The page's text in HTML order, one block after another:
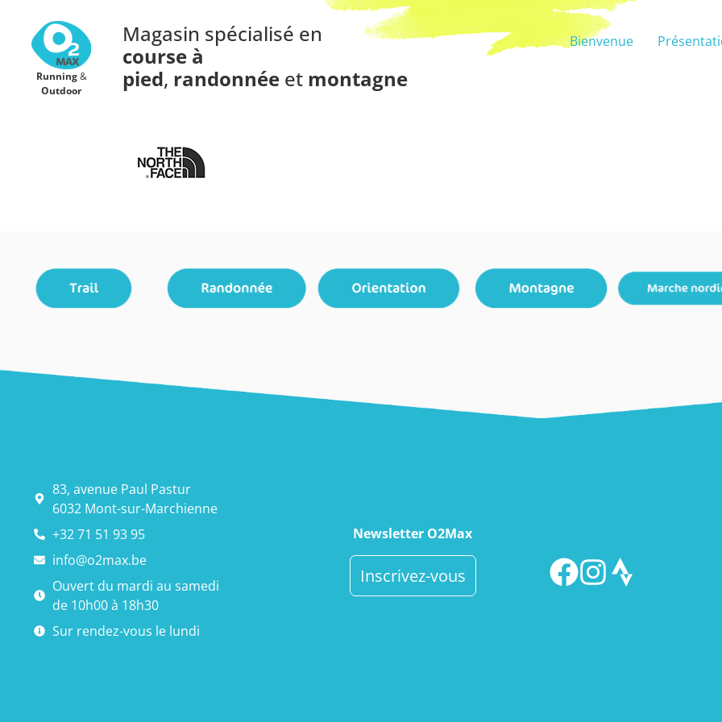
Running&
Outdoor
Magasin spécialisé en
course à
pied, randonnée et montagne
Bienvenue
83, avenue Paul Pastur
6032 Mont-sur-Marchienne
+32 71 51 93 95
info@o2max.be
Ouvert du mardi au samedi
de 10h00 à 18h30
Sur rendez-vous le lundi
Newsletter O2Max
Inscrivez-vous